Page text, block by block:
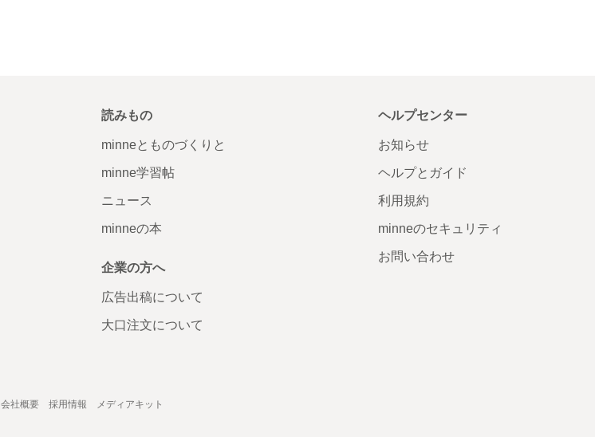
読みもの
minneとものづくりと
minne学習帖
ニュース
minneの本
企業の方へ
広告出稿について
大口注文について
ヘルプセンター
お知らせ
ヘルプとガイド
利用規約
minneのセキュリティ
お問い合わせ
会社概要 採用情報 メディアキット